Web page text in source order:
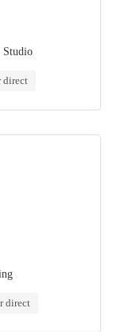
Studio
direct
direct